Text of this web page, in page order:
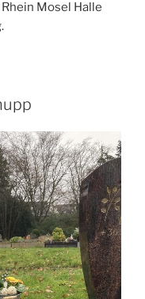
Mosel Halle